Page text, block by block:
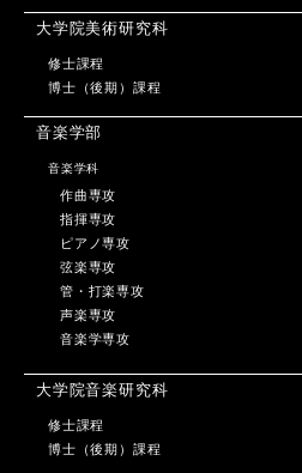
大学院美術研究科
修士課程
博士（後期）課程
音楽学部
音楽学科
作曲専攻
指揮専攻
ピアノ専攻
弦楽専攻
管・打楽専攻
声楽専攻
音楽学専攻
大学院音楽研究科
修士課程
博士（後期）課程